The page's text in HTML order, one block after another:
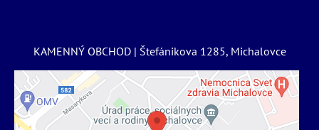
KAMENNÝ OBCHOD | Štefánikova 1285, Michalovce